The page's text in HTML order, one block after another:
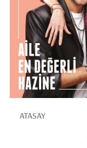
ATASAY